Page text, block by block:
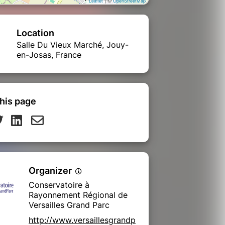
Location
Salle Du Vieux Marché, Jouy-
en-Josas, France
page
Organizer
Conservatoire à
Rayonnement Régional de
Versailles Grand Parc
http://www.versaillesgrandp